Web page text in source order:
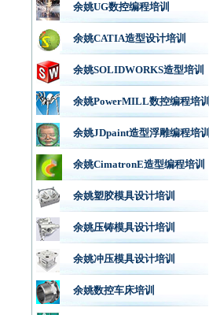
余姚UG数控编程培训
余姚CATIA造型设计培训
余姚SOLIDWORKS造型培训
余姚PowerMILL数控编程培训
余姚JDpaint造型浮雕编程培训
余姚CimatronE造型编程培训
余姚塑胶模具设计培训
余姚压铸模具设计培训
余姚冲压模具设计培训
余姚数控车床培训